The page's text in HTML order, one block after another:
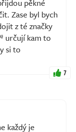
pěkné
Zase byl bych
z té značky
určují kam to
si to
7
každý je